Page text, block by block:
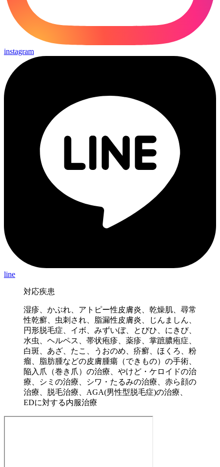
instagram
line
対応疾患
湿疹、かぶれ、アトピー性皮膚炎、乾燥肌、尋常
性乾癬、虫刺され、脂漏性皮膚炎、じんましん、
円形脱毛症、イボ、みずいぼ、とびひ、にきび、
水虫、ヘルペス、帯状疱疹、薬疹、掌蹠膿疱症、
白斑、あざ、たこ、うおのめ、疥癬、ほくろ、粉
瘤、脂肪腫などの皮膚腫瘍（できもの）の手術、
陥入爪（巻き爪）の治療、やけど・ケロイドの治
療、シミの治療、シワ・たるみの治療、赤ら顔の
治療、脱毛治療、AGA(男性型脱毛症)の治療、
EDに対する内服治療